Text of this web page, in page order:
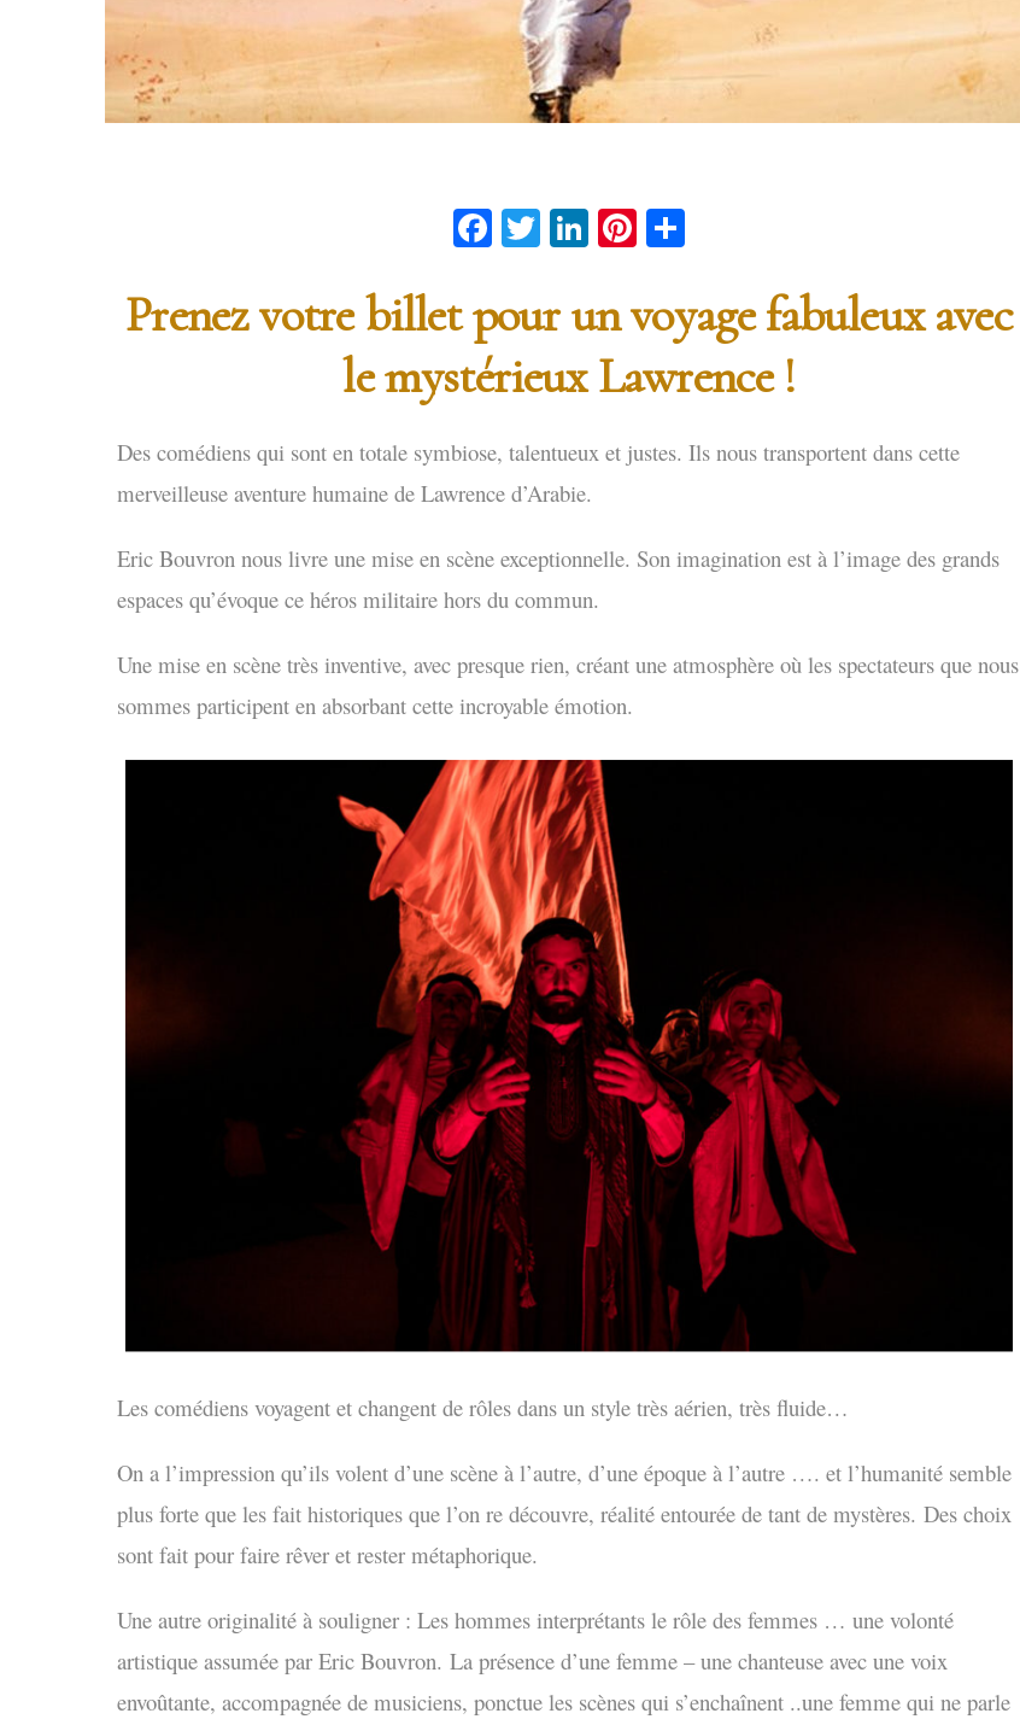
Facebook
Twitter
LinkedIn
Pinterest
Prenez votre billet pour un voyage fabuleux avec
le mystérieux Lawrence !
Des comédiens qui sont en totale symbiose, talentueux et justes. Ils nous transportent dans cette
merveilleuse aventure humaine de Lawrence d’Arabie.
Eric Bouvron nous livre une mise en scène exceptionnelle. Son imagination est à l’image des grands
espaces qu’évoque ce héros militaire hors du commun.
Une mise en scène très inventive, avec presque rien, créant une atmosphère où les spectateurs que nous
sommes participent en absorbant cette incroyable émotion.
Les comédiens voyagent et changent de rôles dans un style très aérien, très fluide…
On a l’impression qu’ils volent d’une scène à l’autre, d’une époque à l’autre …. et l’humanité semble
plus forte que les fait historiques que l’on re découvre, réalité entourée de tant de mystères. Des choix
sont fait pour faire rêver et rester métaphorique.
Une autre originalité à souligner : Les hommes interprétants le rôle des femmes … une volonté
artistique assumée par Eric Bouvron. La présence d’une femme – une chanteuse avec une voix
envoûtante, accompagnée de musiciens, ponctue les scènes qui s’enchaînent ..une femme qui ne parle